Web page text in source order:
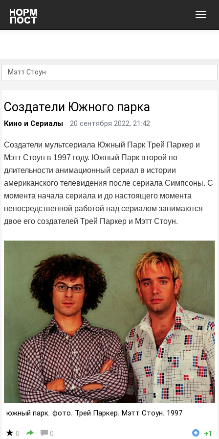
Создатели Южного парка
Кино и Сериалы 20 сентября 2022, 21:42
Создатели мультсериала Южный Парк Трей Паркер и
Мэтт Стоун в 1997 году. Южный Парк второй по
длительности анимационный сериал в истории
американского телевидения после сериала Симпсоны. С
момента начала сериала и до настоящего момента
непосредственной работой над сериалом занимаются
двое его создателей Трей Паркер и Мэтт Стоун.
южный парк, фото, Трей Паркер, Мэтт Стоун, 1997
0 0 +1